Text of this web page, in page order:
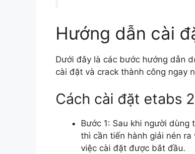
Hướng dẫn cài
Dưới đây là các bước hướng dẫn
cài đặt và crack thành công ngay
Cách cài đặt etabs
Bước 1: Sau khi người
thì cần tiến hành giải nén ra
việc cài đặt được bắt đầu.